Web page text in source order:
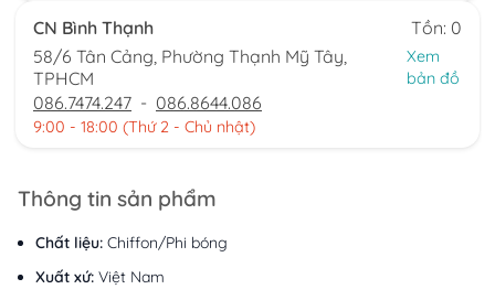
CN Bình Thạnh
Tồn: 0
58/6 Tân Cảng, Phường Thạnh Mỹ Tây,
TPHCM
Xem
bản đồ
086.7474.247 - 086.8644.086
9:00 - 18:00 (Thứ 2 - Chủ nhật)
Thông tin sản phẩm
Chất liệu: Chiffon/Phi bóng
Xuất xứ: Việt Nam